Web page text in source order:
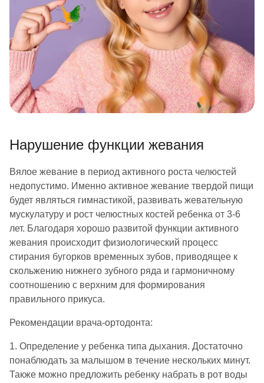
Нарушение функции жевания
Вялое жевание в период активного роста челюстей
недопустимо. Именно активное жевание твердой пищи
будет являться гимнастикой, развивать жевательную
мускулатуру и рост челюстных костей ребенка от 3-6
лет. Благодаря хорошо развитой функции активного
жевания происходит физиологический процесс
стирания бугорков временных зубов, приводящее к
скольжению нижнего зубного ряда и гармоничному
соотношению с верхним для формирования
правильного прикуса.
Рекомендации врача-ортодонта:
1. Определение у ребенка типа дыхания. Достаточно
понаблюдать за малышом в течение нескольких минут.
Также можно предложить ребенку набрать в рот воды